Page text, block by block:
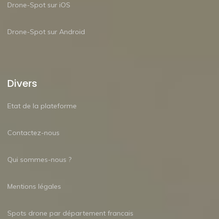
Drone-Spot sur iOS
Drone-Spot sur Android
Divers
Etat de la plateforme
Contactez-nous
Qui sommes-nous ?
Mentions légales
Spots drone par département francais